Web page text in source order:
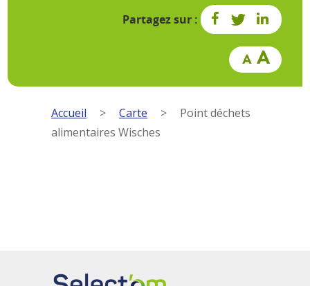
Partagez sur :
Accueil > Carte >
Point déchets
alimentaires Wisches